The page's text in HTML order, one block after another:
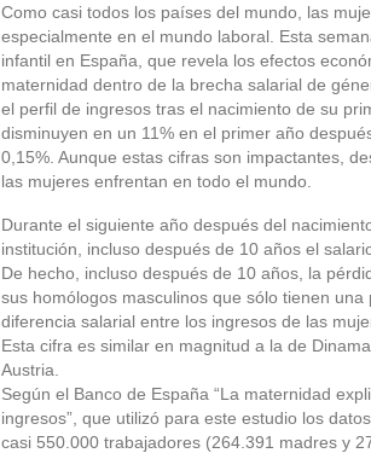
Como casi todos los países del mundo, las
especialmente en el mundo laboral. Esta
infantil en España, que revela los efectos
maternidad dentro de la brecha salarial de
el perfil de ingresos tras el nacimiento de su
disminuyen en un 11% en el primer año
0,15%. Aunque estas cifras son impactantes,
las mujeres enfrentan en todo el mundo.
Durante el siguiente año después del
institución, incluso después de 10 años el
De hecho, incluso después de 10 años, la
sus homólogos masculinos que sólo tienen
diferencia salarial entre los ingresos de las
Esta cifra es similar en magnitud a la de
Austria.
Según el Banco de España “La maternidad
ingresos”, que utilizó para este estudio los
casi 550.000 trabajadores (264.391 madres y